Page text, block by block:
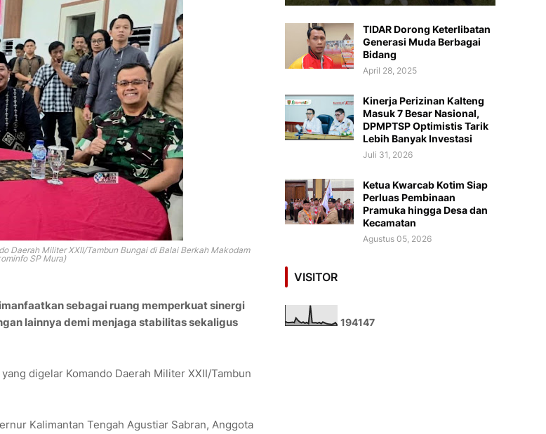
Daerah Militer XXII/Tambun Bungaidi Balai Berkah Makodam
SP Mura)
sebagai ruang memperkuat sinergi
lainnya demi menjaga stabilitas sekaligus
digelar Komando Daerah Militer XXII/Tambun
Kalimantan Tengah Agustiar Sabran, Anggota
TIDAR Dorong Keterlibatan
Generasi Muda Berbagai
Bidang
April 28, 2025
Kinerja Perizinan Kalteng
Masuk 7 Besar Nasional,
DPMPTSP Optimistis Tarik
Lebih Banyak Investasi
Juli 31, 2026
Ketua Kwarcab Kotim Siap
Perluas Pembinaan
Pramuka hingga Desa dan
Kecamatan
Agustus 05, 2026
VISITOR
194147